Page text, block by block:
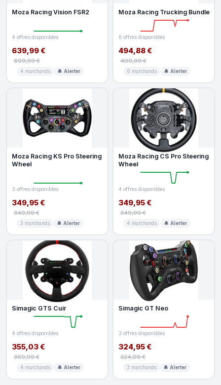
Moza Racing Vision FSR2
4 offres disponibles
639,99 €
699,99 €
4 marchands 🔔 Alerter
Moza Racing Trucking Bundle
6 offres disponibles
494,88 €
499,99 €
6 marchands 🔔 Alerter
Moza Racing KS Pro Steering
Wheel
3 offres disponibles
349,95 €
349,99 €
3 marchands 🔔 Alerter
Moza Racing CS Pro Steering
Wheel
4 offres disponibles
349,95 €
349,99 €
4 marchands 🔔 Alerter
Simagic GTS Cuir
4 offres disponibles
355,03 €
369,99 €
4 marchands 🔔 Alerter
Simagic GT Neo
3 offres disponibles
324,95 €
324,99 €
3 marchands 🔔 Alerter